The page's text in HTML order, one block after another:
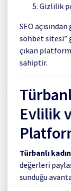
Gizlilik
SEO
sohbet sitesi”
çıkan
sahiptir.
Evlilik
Türbanlı
değerleri
sunduğu